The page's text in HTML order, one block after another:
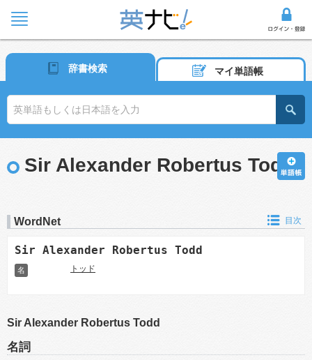
辞書検索 マイ単語帳
Sir Alexander Robertus Todd
WordNet 目次
Sir Alexander Robertus Todd
名 トッド
Sir Alexander Robertus Todd
名詞